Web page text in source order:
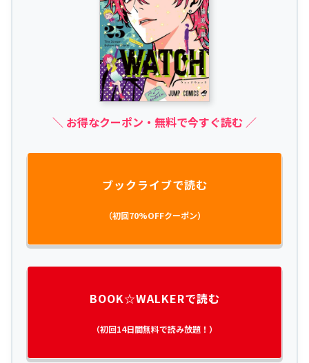
＼ お得なクーポン・無料で今すぐ読む ／
ブックライブで読む
（初回70%OFFクーポン）
BOOK☆WALKERで読む
（初回14日間無料で読み放題！）